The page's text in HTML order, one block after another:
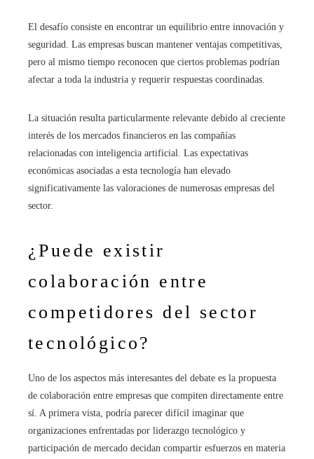
El desafío consiste en encontrar un equilibrio entre innovación y
seguridad. Las empresas buscan mantener ventajas competitivas,
pero al mismo tiempo reconocen que ciertos problemas podrían
afectar a toda la industria y requerir respuestas coordinadas.
La situación resulta particularmente relevante debido al creciente
interés de los mercados financieros en las compañías
relacionadas con inteligencia artificial. Las expectativas
económicas asociadas a esta tecnología han elevado
significativamente las valoraciones de numerosas empresas del
sector.
¿Puede existir
colaboración entre
competidores del sector
tecnológico?
Uno de los aspectos más interesantes del debate es la propuesta
de colaboración entre empresas que compiten directamente entre
sí. A primera vista, podría parecer difícil imaginar que
organizaciones enfrentadas por liderazgo tecnológico y
participación de mercado decidan compartir esfuerzos en materia